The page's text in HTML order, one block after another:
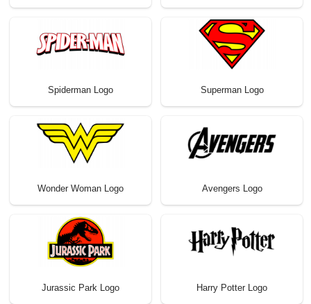
Spiderman Logo Superman Logo
Wonder Woman Logo Avengers Logo
Jurassic Park Logo Harry Potter Logo